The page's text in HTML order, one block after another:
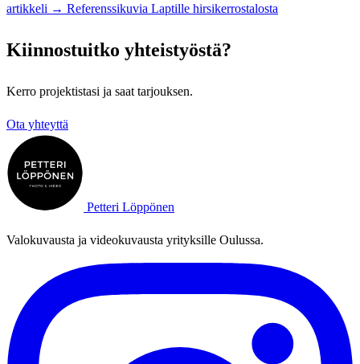
artikkeli → Referenssikuvia Laptille hirsikerrostalosta
Kiinnostuitko yhteistyöstä?
Kerro projektistasi ja saat tarjouksen.
Ota yhteyttä
Petteri Löppönen
Valokuvausta ja videokuvausta yrityksille Oulussa.